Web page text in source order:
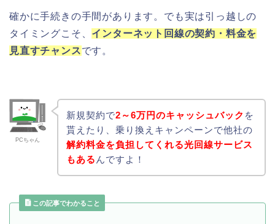
確かに手続きの手間があります。でも実は引っ越しの
タイミングこそ、 インターネット回線の契約・料金を
見直すチャンスです。
PCちゃん
新規契約で2～6万円のキャッシュバック を
貰えたり、乗り換えキャンペーンで他社の
解約料金を負担してくれる光回線サービス
もある んですよ！
この記事でわかること